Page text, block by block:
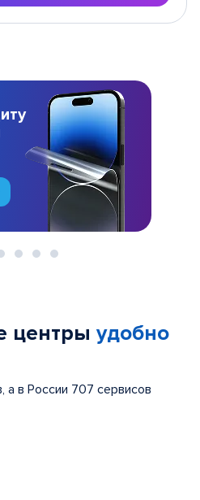
центры удобно
в России 707 сервисов